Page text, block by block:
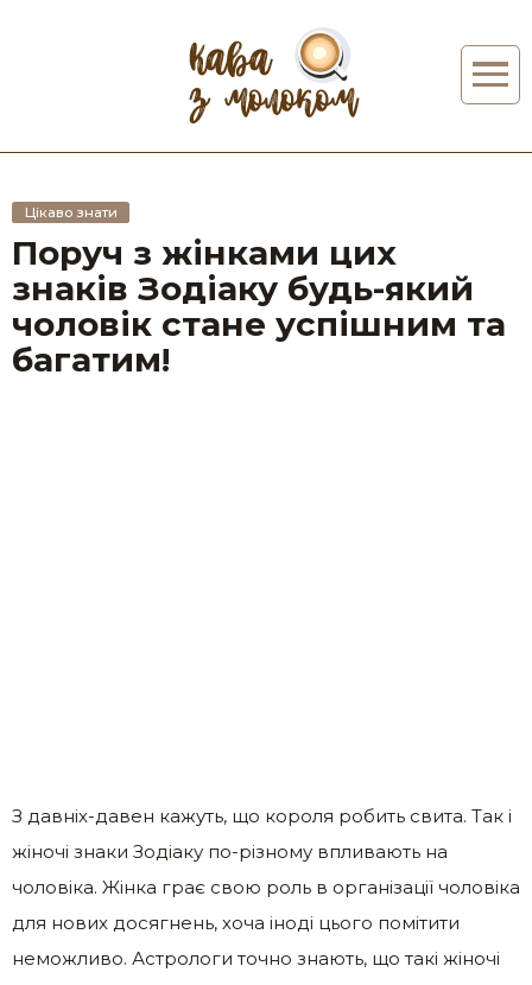
Цікаво знати
Поруч з жінками цих
знаків Зодіаку будь-який
чоловік стане успішним та
багатим!
З давніх-давен кажуть, що короля робить свита. Так і
жіночі знаки Зодіаку по-різному впливають на
чоловіка. Жінка грає свою роль в організації чоловіка
для нових досягнень, хоча іноді цього помітити
неможливо. Астрологи точно знають, що такі жіночі